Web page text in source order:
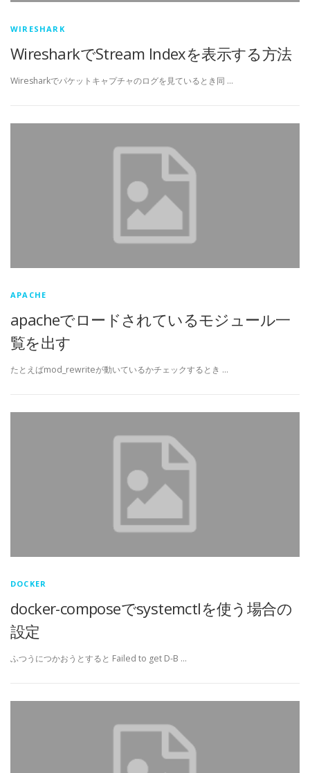
WIRESHARK
WiresharkでStream Indexを表示する方法
Wiresharkでパケットキャプチャのログを見ているとき同 …
APACHE
apacheでロードされているモジュール一
覧を出す
たとえばmod_rewriteが動いているかチェックするとき …
DOCKER
docker-composeでsystemctlを使う場合の
設定
ふつうにつかおうとすると Failed to get D-B …